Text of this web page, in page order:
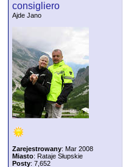
consigliero
Ajde Jano
Zarejestrowany: Mar 2008
Miasto: Rataje Słupskie
Posty: 7,652